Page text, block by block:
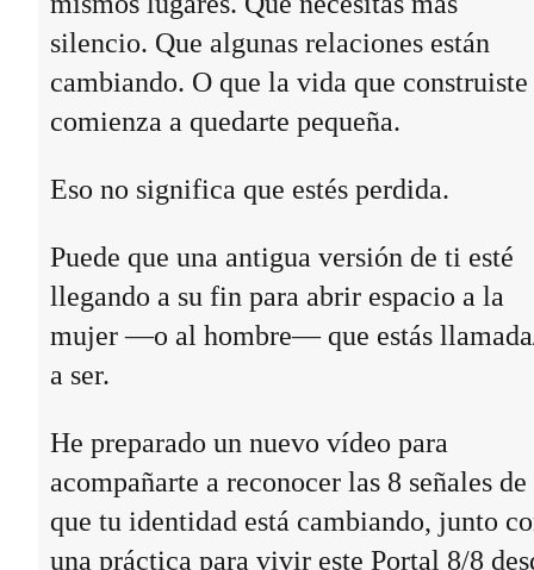
silencio. Que algunas relaciones están
cambiando. O que la vida que construiste
comienza a quedarte pequeña.
Eso no significa que estés perdida.
Puede que una antigua versión de ti esté
llegando a su fin para abrir espacio a la
mujer —o al hombre— que estás
a ser.
He preparado un nuevo vídeo para
acompañarte a reconocer las 8 señales de
que tu identidad está cambiando, junto
una práctica para vivir este Portal 8/8